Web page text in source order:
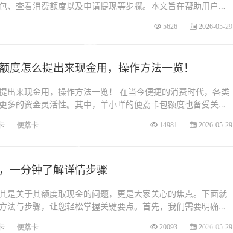
、查看消费额度以及申请提现等步骤。本文旨在帮助用户快
5626 2026-05-29
度怎么提出来现金用，操作方法一览！
出来现金用，操作方法一览！ 在当今便捷的消费时代，各类
多的资金灵活性。其中，羊小咩的便荔卡包额度也备受关
便荔卡 14981 2026-05-29
一分钟了解详情步骤
是关于其额度取现金的问题，更是大家关心的焦点。下面就
法与步骤，让您轻松掌握关键要点。首先，我们需要明确一
便荔卡 20093 2026-05-29